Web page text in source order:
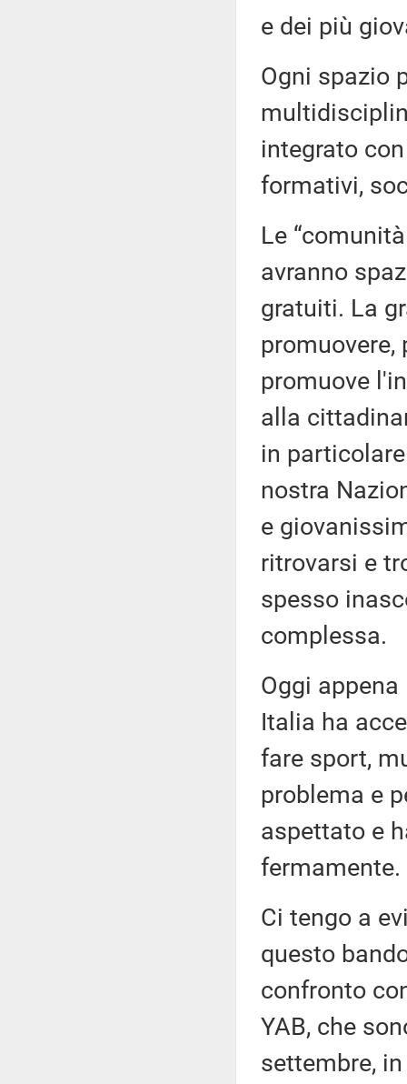
e dei più
Ogni spazio
integrato
formativi,
Le
avranno
gratuiti. La
promuovere,
promuove
alla
in
nostra
e
ritrovarsi e
spesso
complessa.
Oggi
Italia ha
fare sport,
problema e
aspettato e
fermamente.
Ci tengo a
questo
confronto
YAB, che
settembre,